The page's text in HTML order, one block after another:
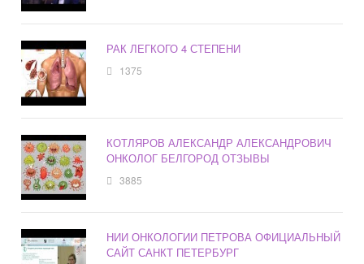
РАК ЛЕГКОГО 4 СТЕПЕНИ
1375
КОТЛЯРОВ АЛЕКСАНДР АЛЕКСАНДРОВИЧ
ОНКОЛОГ БЕЛГОРОД ОТЗЫВЫ
3885
НИИ ОНКОЛОГИИ ПЕТРОВА ОФИЦИАЛЬНЫЙ
САЙТ САНКТ ПЕТЕРБУРГ